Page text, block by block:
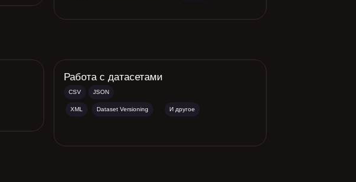
Работа с датасетами
И другое
XML Dataset Versioning
JSON
CSV